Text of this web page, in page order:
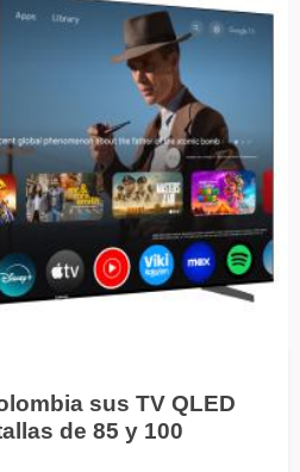
sus TV QLED
de 85 y 100